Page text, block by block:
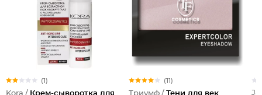
(1) (11)